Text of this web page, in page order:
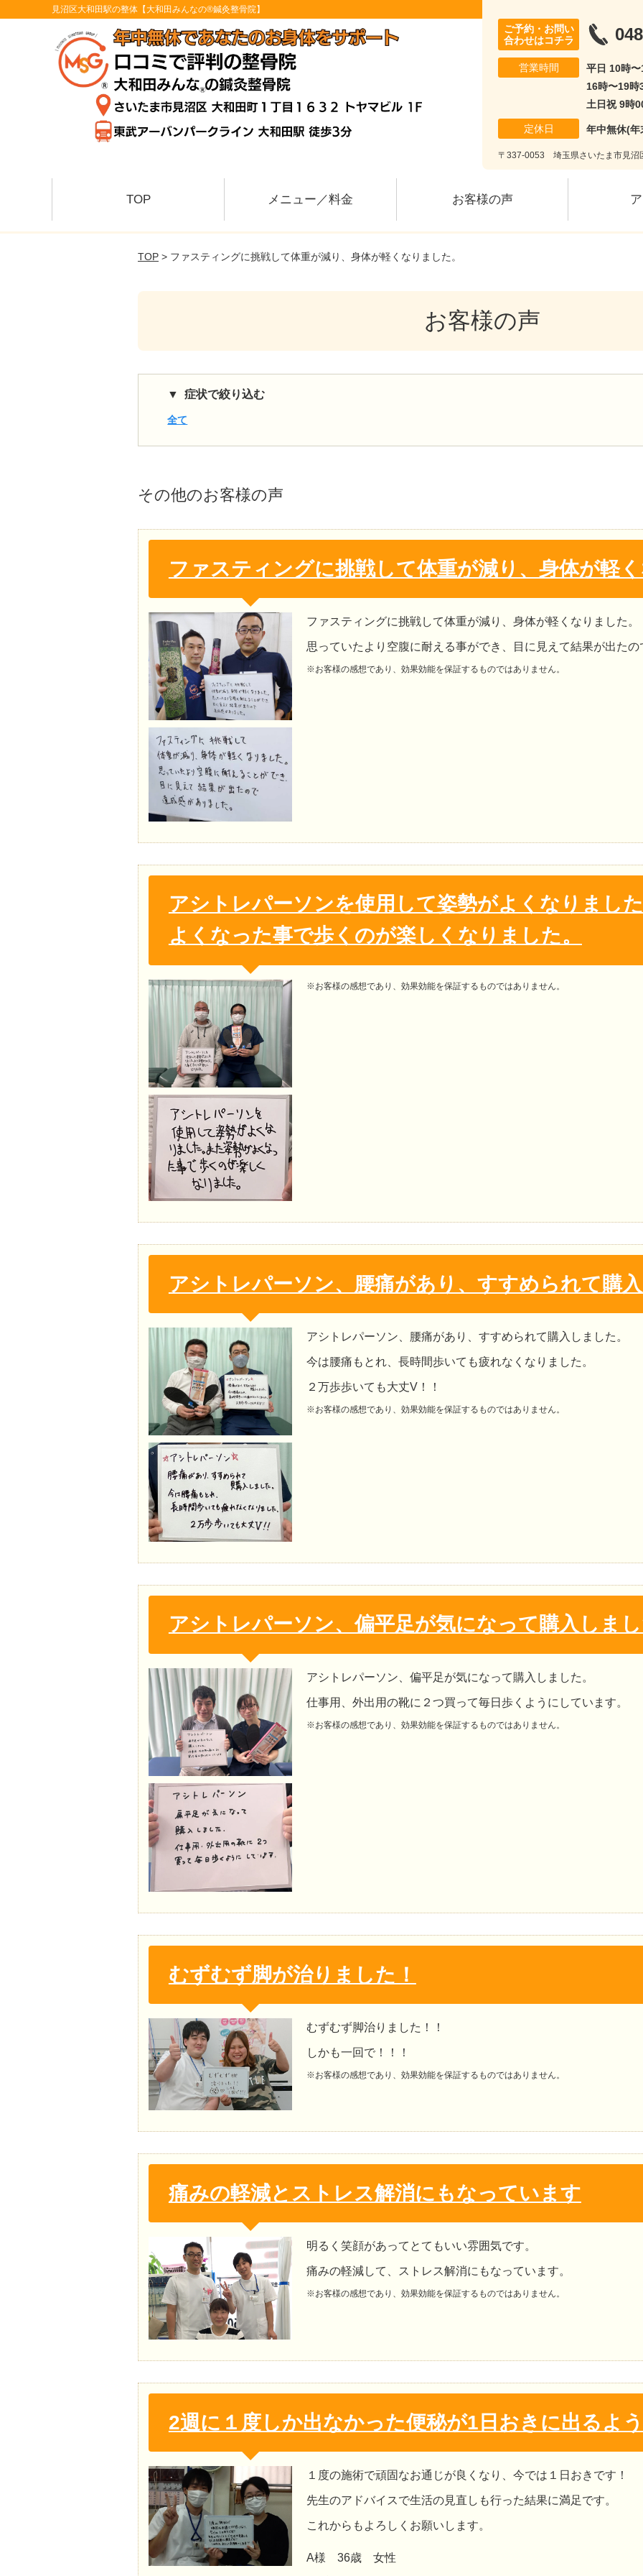
見沼区大和田駅の整体【大和田みんなの®鍼灸整骨院】
ご予約・お問い
合わせはコチラ
営業時間
平日 10時
16時〜19時
土日祝 9時
定休日 年中無休(
〒337-0053 埼玉県さいたま市見沼
TOP メニュー／料金 お客様の声
TOP > ファスティングに挑戦して体重が減り、身体が軽くなりました。
お客様の声
症状で絞り込む
全て
その他のお客様の声
ファスティングに挑戦して体重が減り、身体が軽
ファスティングに挑戦して体重が減り、身体が軽くなりました。
思っていたより空腹に耐える事ができ、目に見えて結果が出た
※お客様の感想であり、効果効能を保証するものではありません。
アシトレパーソンを使用して姿勢がよくなりまし
よくなった事で歩くのが楽しくなりました。
※お客様の感想であり、効果効能を保証するものではありません。
アシトレパーソン、腰痛があり、すすめられて購
アシトレパーソン、腰痛があり、すすめられて購入しました。
今は腰痛もとれ、長時間歩いても疲れなくなりました。
２万歩歩いても大丈V ！！
※お客様の感想であり、効果効能を保証するものではありません。
アシトレパーソン、偏平足が気になって購入しま
アシトレパーソン、偏平足が気になって購入しました。
仕事用、外出用の靴に２つ買って毎日歩くようにしています。
※お客様の感想であり、効果効能を保証するものではありません。
むずむず脚が治りました！
むずむず脚治りました！！
しかも一回で！！！
※お客様の感想であり、効果効能を保証するものではありません。
痛みの軽減とストレス解消にもなっています
明るく笑顔があってとてもいい雰囲気です。
痛みの軽減して、ストレス解消にもなっています。
※お客様の感想であり、効果効能を保証するものではありません。
2週に１度しか出なかった便秘が1日おきに出るよ
１度の施術で頑固なお通じが良くなり、今では１日おきです！
先生のアドバイスで生活の見直しも行った結果に満足です。
これからもよろしくお願いします。
A様 36歳 女性